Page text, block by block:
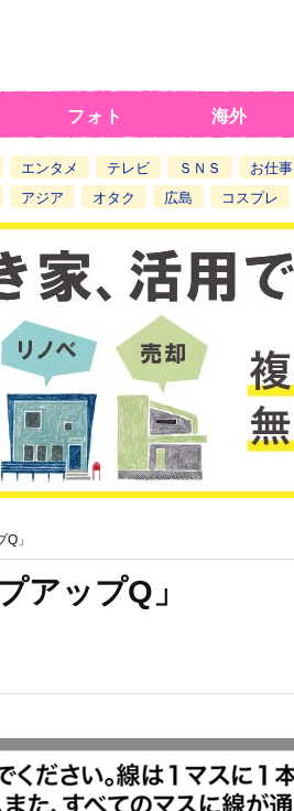
フォト 海外
エンタメ テレビ ＳＮＳ お仕事
アジア オタク 広島 コスプレ
」
アップQ」